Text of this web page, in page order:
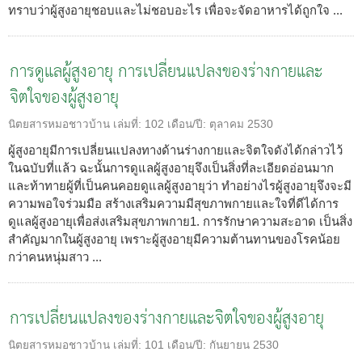
ทราบว่าผู้สูงอายุชอบและไม่ชอบอะไร เพื่อจะจัดอาหารได้ถูกใจ ...
การดูแลผู้สูงอายุ การเปลี่ยนแปลงของร่างกายและ
จิตใจของผู้สูงอายุ
นิตยสารหมอชาวบ้าน เล่มที่: 102 เดือน/ปี: ตุลาคม 2530
ผู้สูงอายุมีการเปลี่ยนแปลงทางด้านร่างกายและจิตใจดังได้กล่าวไว้
ในฉบับที่แล้ว ฉะนั้นการดูแลผู้สูงอายุจึงเป็นสิ่งที่ละเอียดอ่อนมาก
และท้าทายผู้ที่เป็นคนคอยดูแลผู้สูงอายุว่า ทำอย่างไรผู้สูงอายุจึงจะมี
ความพอใจร่วมมือ สร้างเสริมความมีสุขภาพกายและใจที่ดีได้การ
ดูแลผู้สูงอายุเพื่อส่งเสริมสุขภาพกาย1. การรักษาความสะอาด เป็นสิ่ง
สำคัญมากในผู้สูงอายุ เพราะผู้สูงอายุมีความต้านทานของโรคน้อย
กว่าคนหนุ่มสาว ...
การเปลี่ยนแปลงของร่างกายและจิตใจของผู้สูงอายุ
นิตยสารหมอชาวบ้าน เล่มที่: 101 เดือน/ปี: กันยายน 2530